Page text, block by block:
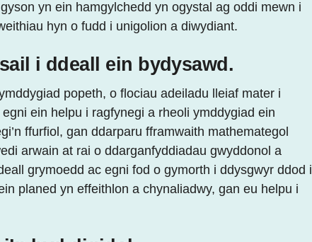
yn ein hamgylchedd yn ogystal ag oddi mewn i
hyn o fudd i unigolion a diwydiant.
i ddeall ein bydysawd.
popeth, o flociau adeiladu lleiaf mater i
ein helpu i ragfynegi a rheoli ymddygiad ein
ffurfiol, gan ddarparu fframwaith mathemategol
arwain at rai o ddarganfyddiadau gwyddonol a
grymoedd ac egni fod o gymorth i ddysgwyr ddod i
planed yn effeithlon a chynaliadwy, gan eu helpu i